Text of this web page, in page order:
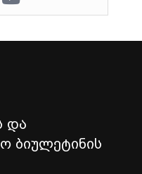
და
ბიულეტინის